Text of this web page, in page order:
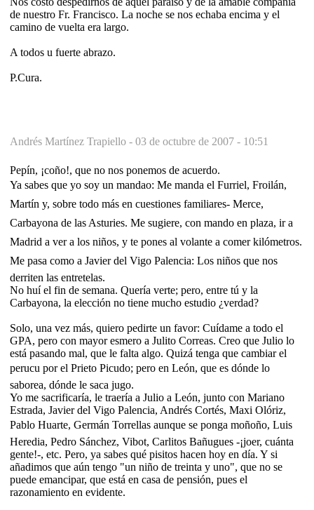
de nuestro Fr. Francisco. La noche se nos echaba encima y el
camino de vuelta era largo.
A todos u fuerte abrazo.
P.Cura.
Andrés Martínez Trapiello - 03 de octubre de 2007 - 10:51
Pepín, ¡coño!, que no nos ponemos de acuerdo.
Ya sabes que yo soy un mandao: Me manda el Furriel, Froilán,
Martín y, sobre todo más en cuestiones familiares- Merce,
Carbayona de las Asturies. Me sugiere, con mando en plaza, ir a
Madrid a ver a los niños, y te pones al volante a comer kilómetros.
Me pasa como a Javier del Vigo Palencia: Los niños que nos
derriten las entretelas.
No huí el fin de semana. Quería verte; pero, entre tú y la
Carbayona, la elección no tiene mucho estudio ¿verdad?
Solo, una vez más, quiero pedirte un favor: Cuídame a todo el
GPA, pero con mayor esmero a Julito Correas. Creo que Julio lo
está pasando mal, que le falta algo. Quizá tenga que cambiar el
perucu por el Prieto Picudo; pero en León, que es dónde lo
saborea, dónde le saca jugo.
Yo me sacrificaría, le traería a Julio a León, junto con Mariano
Estrada, Javier del Vigo Palencia, Andrés Cortés, Maxi Olóriz,
Pablo Huarte, Germán Torrellas aunque se ponga moñoño, Luis
Heredia, Pedro Sánchez, Vibot, Carlitos Bañugues -¡joer, cuánta
gente!-, etc. Pero, ya sabes qué pisitos hacen hoy en día. Y si
añadimos que aún tengo "un niño de treinta y uno", que no se
puede emancipar, que está en casa de pensión, pues el
razonamiento en evidente.